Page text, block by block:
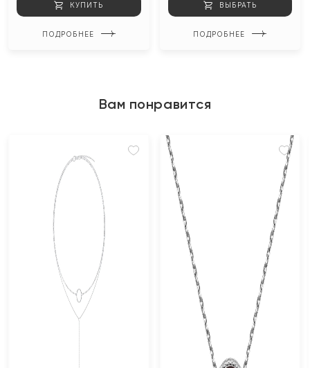
КУПИТЬ
ПОДРОБНЕЕ
ВЫБРАТЬ
ПОДРОБНЕЕ
Вам понравится